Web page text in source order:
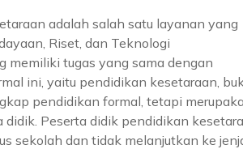
adalah salah satu layanan yang
Riset, dan Teknologi
memiliki tugas yang sama dengan
ini, yaitu pendidikan kesetaraan,
pendidikan formal, tetapi
Peserta didik pendidikan
sekolah dan tidak melanjutkan ke